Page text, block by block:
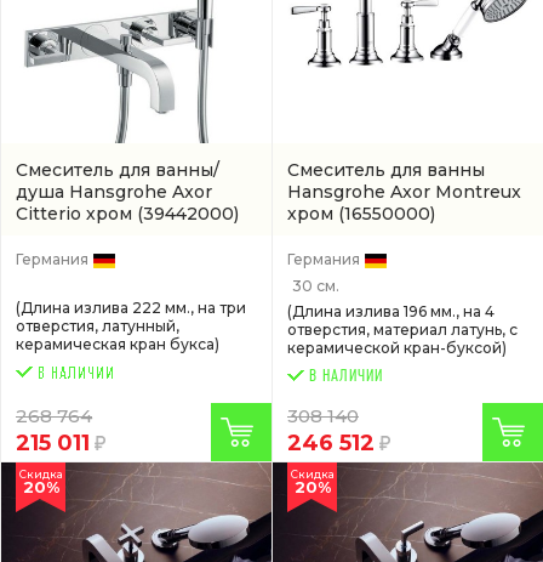
Смеситель для ванны/
душа Hansgrohe Axor
Citterio хром (39442000)
Германия
(Длина излива 222 мм., на три
отверстия, латунный,
керамическая кран букса)
268 764
215 011
Смеситель для ванны
Hansgrohe Axor Montreux
хром (16550000)
Германия
30 см.
(Длина излива 196 мм., на 4
отверстия, материал латунь, с
керамической кран-буксой)
В НАЛИЧИИ
308 140
246 512
Скидка
20%
Скидка
20%